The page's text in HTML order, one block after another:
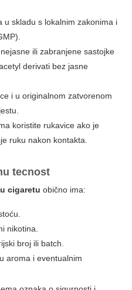
u skladu s lokalnim zakonima i
ili zabranjene sastojke
derivati bez jasne
i u originalnom zatvorenom
koristite rukavice ako je
ruku nakon kontakta.
tecnost
cigaretu obično ima:
nikotina.
broj ili batch.
aroma i eventualnim